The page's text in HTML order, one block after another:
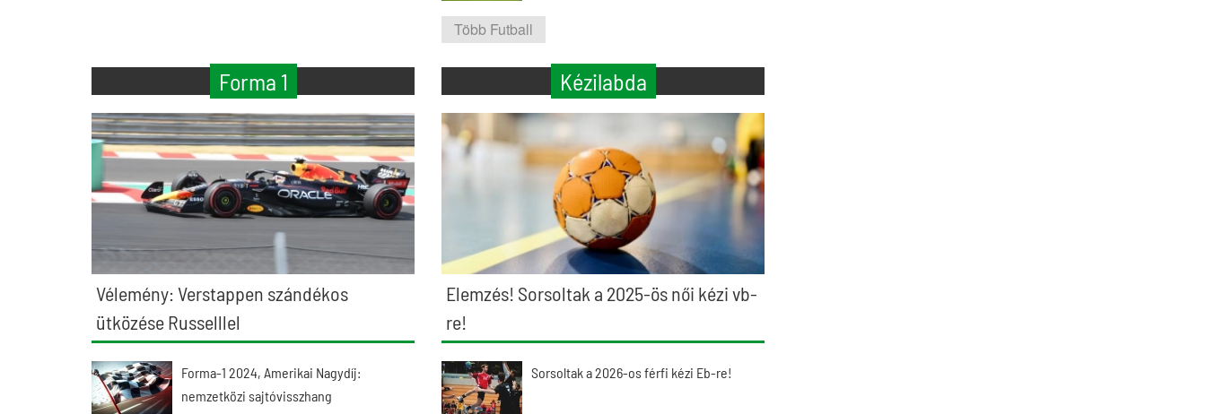
Több Futball
Forma 1
Vélemény: Verstappen szándékos
ütközése Russelllel
Forma-1 2024, Amerikai Nagydíj:
nemzetközi sajtóvisszhang
Kézilabda
Elemzés! Sorsoltak a 2025-ös női kézi vb-
re!
Sorsoltak a 2026-os férfi kézi Eb-re!